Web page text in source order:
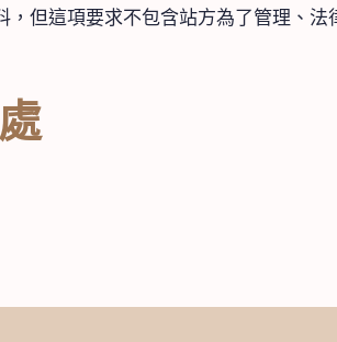
但這項要求不包含站方為了管理、